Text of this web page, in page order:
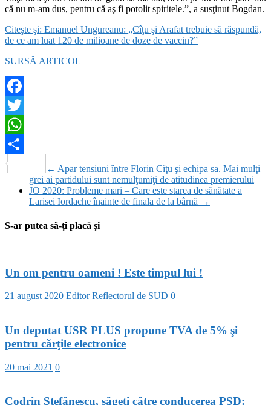
că nu m-am dus, pentru că aş fi potolit spiritele.”, a susţinut Bogdan.
Citeşte şi: Emanuel Ungureanu: „Cîţu şi Arafat trebuie să răspundă,
de ce am luat 120 de milioane de doze de vaccin?”
SURSĂ ARTICOL
Facebook
Twitter
WhatsApp
Partajează
← Apar tensiuni între Florin Cîţu şi echipa sa. Mai mulţi
grei ai partidului sunt nemulţumiţi de atitudinea premierului
JO 2020: Probleme mari – Care este starea de sănătate a
Larisei Iordache înainte de finala de la bârnă →
S-ar putea să-ți placă și
Un om pentru oameni ! Este timpul lui !
21 august 2020 Editor Reflectorul de SUD 0
Un deputat USR PLUS propune TVA de 5% şi
pentru cărţile electronice
20 mai 2021 0
Codrin Ştefănescu, săgeţi către conducerea PSD: